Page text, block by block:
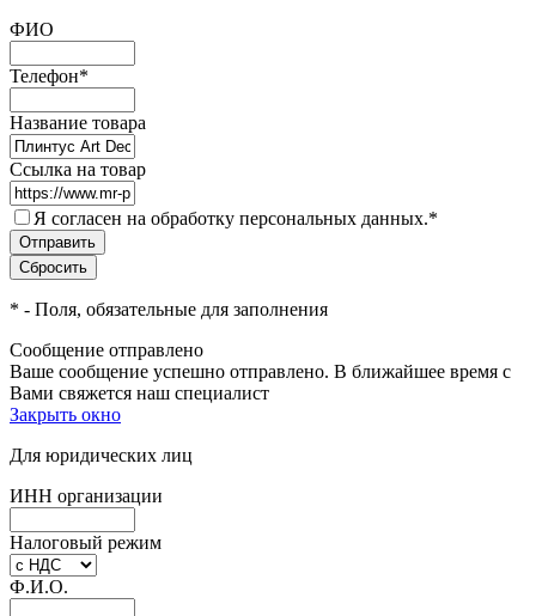
ФИО
Телефон*
Название товара
Ссылка на товар
Я согласен на обработку персональных данных.*
* - Поля, обязательные для заполнения
Сообщение отправлено
Ваше сообщение успешно отправлено. В ближайшее время с
Вами свяжется наш специалист
Закрыть окно
Для юридических лиц
ИНН организации
Налоговый режим
Ф.И.О.